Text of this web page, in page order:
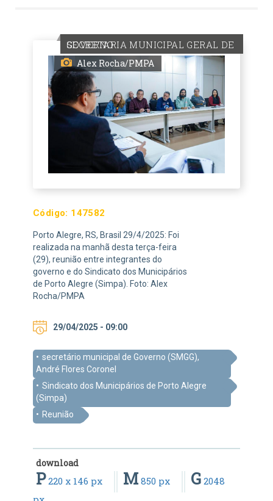
SECRETARIA MUNICIPAL GERAL DE GOVERNO
Alex Rocha/PMPA
Código: 147582
Porto Alegre, RS, Brasil 29/4/2025: Foi
realizada na manhã desta terça-feira
(29), reunião entre integrantes do
governo e do Sindicato dos Municipários
de Porto Alegre (Simpa). Foto: Alex
Rocha/PMPA
29/04/2025 - 09:00
secretário municipal de Governo (SMGG),
André Flores Coronel
Sindicato dos Municipários de Porto Alegre
(Simpa)
Reunião
download
P220 x 146 px M 850 px G 2048